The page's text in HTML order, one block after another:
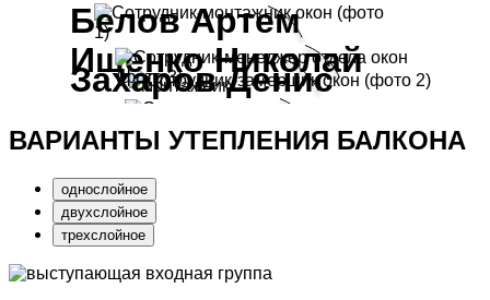
Белов Артем
монтажник
Ищенко Николай
Захаров Денис
менеджер
ВАРИАНТЫ УТЕПЛЕНИЯ БАЛКОНА
однослойное
двухслойное
трехслойное